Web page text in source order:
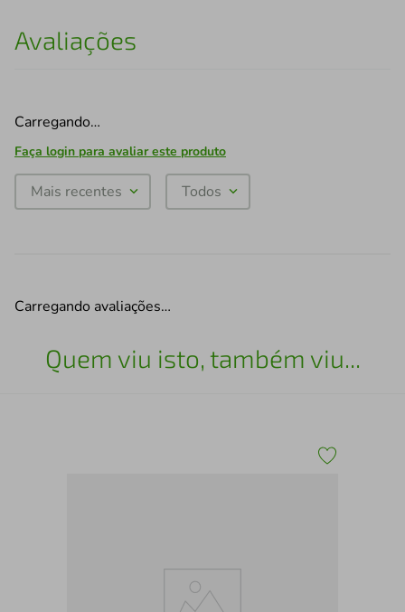
Avaliações
Carregando…
Faça login para avaliar este produto
Mais recentes Todos
Carregando avaliações…
Quem viu isto, também viu...